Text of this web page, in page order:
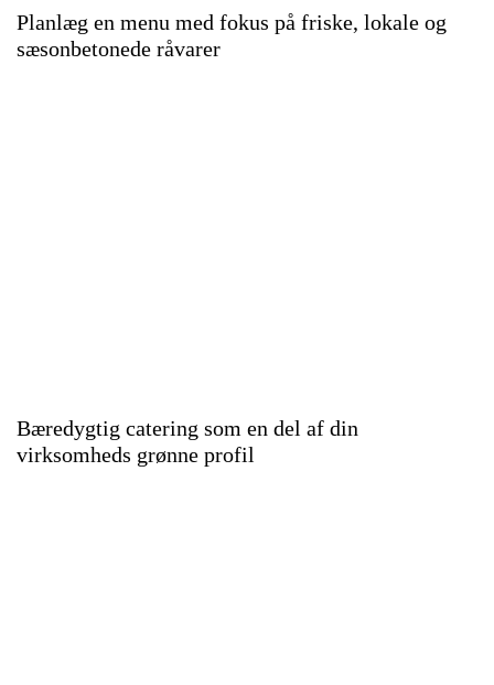
Planlæg en menu med fokus på friske, lokale og
sæsonbetonede råvarer
Bæredygtig catering som en del af din
virksomheds grønne profil